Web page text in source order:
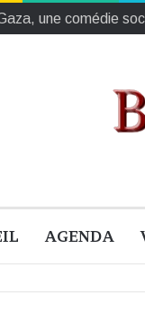
l’humain et la
AGENDA